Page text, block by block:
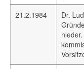
21.2.1984
Dr.